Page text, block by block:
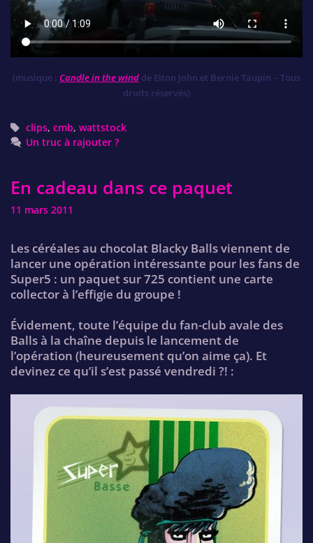
(musique : Candle in the wind de Elton John et Bernie Taupin – Tous
droits réservés)
Tags
clips, cmb, wattstock
Un truc à rajouter ?
En cadeau dans ce paquet
11 mars 2011
Les céréales au chocolat Blacky Balls viennent de
lancer une opération intéressante pour les fans de
Super5 : un paquet sur 725 contient une carte
collector à l’effigie du groupe !
Évidement, toute l’équipe du fan-club avale des
Balls à la chaîne depuis le lancement de
l’opération (heureusement qu’on aime ça). Et
devinez ce qu’il s’est passé vendredi ?! :